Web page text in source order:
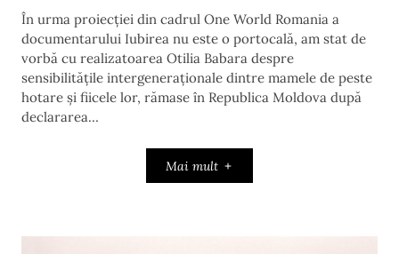
În urma proiecției din cadrul One World Romania a
documentarului Iubirea nu este o portocală, am stat de
vorbă cu realizatoarea Otilia Babara despre
sensibilitățile intergeneraționale dintre mamele de peste
hotare și fiicele lor, rămase în Republica Moldova după
declararea…
Mai mult